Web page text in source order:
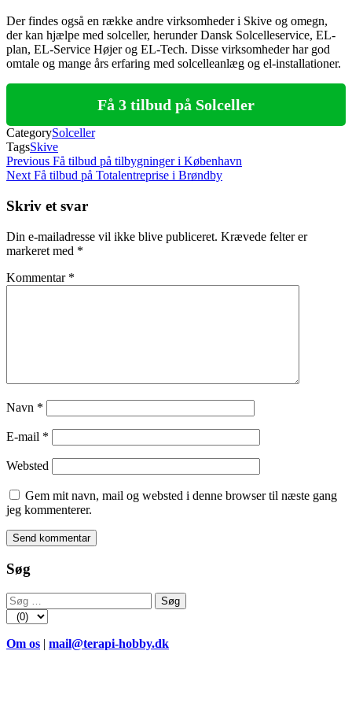
Der findes også en række andre virksomheder i Skive og omegn,
der kan hjælpe med solceller, herunder Dansk Solcelleservice, EL-
plan, EL-Service Højer og EL-Tech. Disse virksomheder har god
omtale og mange års erfaring med solcelleanlæg og el-installationer.
Få 3 tilbud på Solceller
CategorySolceller
TagsSkive
Indlægsnavigation
Previous
Post
Previous Få tilbud på tilbygninger i København
Next
Next Få tilbud på Totalentreprise i Brøndby
Skriv et svar
Din e-mailadresse vil ikke blive publiceret. Krævede felter er
markeret med *
Kommentar *
Navn *
E-mail *
Websted
Gem mit navn, mail og websted i denne browser til næste gang
jeg kommenterer.
Søg
Søg
efter:
Om os | mail@terapi-hobby.dk